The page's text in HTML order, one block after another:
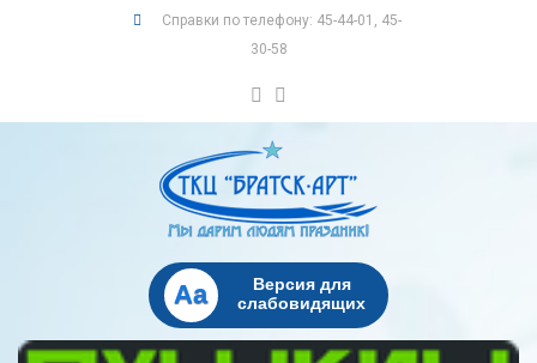
Справки по телефону: 45-44-01, 45-
30-58
Aa
Версия для
слабовидящих